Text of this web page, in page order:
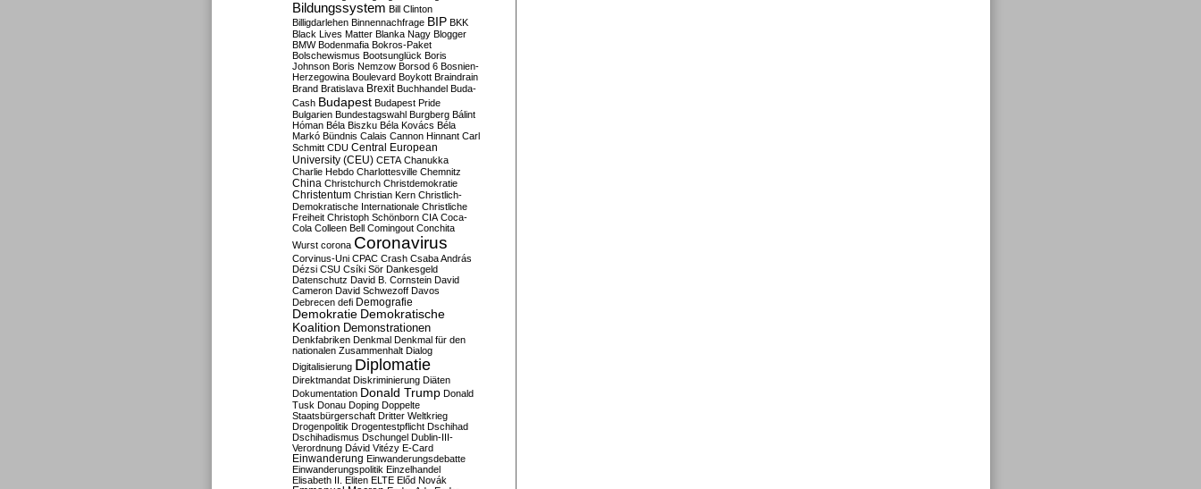
Bildungssystem Bill Clinton
Billigdarlehen Binnennachfrage BIP BKK
Black Lives Matter Blanka Nagy Blogger
BMW Bodenmafia Bokros-Paket
Bolschewismus Bootsunglück Boris
Johnson Boris Nemzow Borsod 6 Bosnien-
Herzegowina Boulevard Boykott Braindrain
Brand Bratislava Brexit Buchhandel Buda-
Cash Budapest Budapest Pride
Bulgarien Bundestagswahl Burgberg Bálint
Hóman Béla Biszku Béla Kovács Béla
Markó Bündnis Calais Cannon Hinnant Carl
Schmitt CDU Central European
University (CEU) CETA Chanukka
Charlie Hebdo Charlottesville Chemnitz
China Christchurch Christdemokratie
Christentum Christian Kern Christlich-
Demokratische Internationale Christliche
Freiheit Christoph Schönborn CIA Coca-
Cola Colleen Bell Comingout Conchita
Wurst corona Coronavirus
Corvinus-Uni CPAC Crash Csaba András
Dézsi CSU Csíki Sör Dankesgeld
Datenschutz David B. Cornstein David
Cameron David Schwezoff Davos
Debrecen defi Demografie
Demokratie Demokratische
Koalition Demonstrationen
Denkfabriken Denkmal Denkmal für den
nationalen Zusammenhalt Dialog
Digitalisierung Diplomatie
Direktmandat Diskriminierung Diäten
Dokumentation Donald Trump Donald
Tusk Donau Doping Doppelte
Staatsbürgerschaft Dritter Weltkrieg
Drogenpolitik Drogentestpflicht Dschihad
Dschihadismus Dschungel Dublin-III-
Verordnung Dávid Vitézy E-Card
Einwanderung Einwanderungsdebatte
Einwanderungspolitik Einzelhandel
Elisabeth II. Eliten ELTE Előd Novák